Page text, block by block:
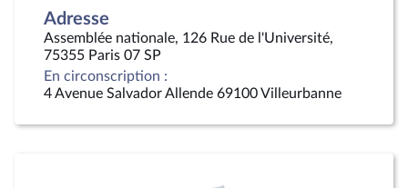
Adresse
Assemblée nationale, 126 Rue de l'Université,
75355 Paris 07 SP
En circonscription :
4 Avenue Salvador Allende 69100 Villeurbanne